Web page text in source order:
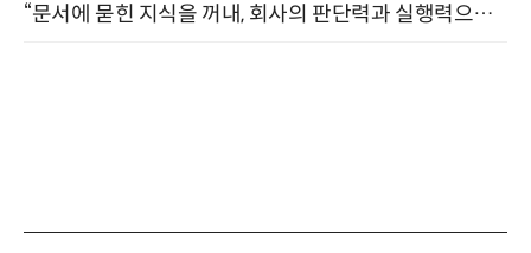
“문서에 묻힌 지식을 꺼내, 회사의 판단력과 실행력으로 바꾸다” (8/20)